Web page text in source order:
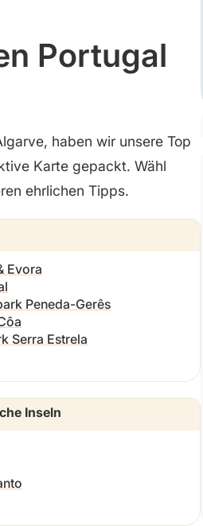
Portugal
haben wir unsere Top
Karte gepackt. Wähl
ehrlichen Tipps.
Evora
Peneda-Gerês
Serra Estrela
Inseln